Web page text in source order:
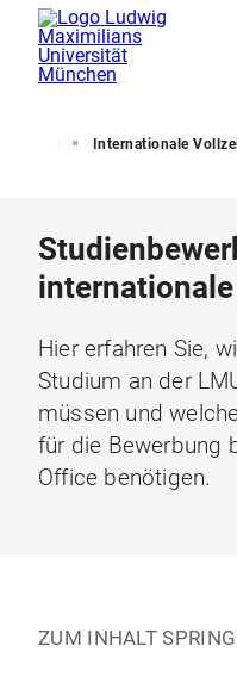
Internationale Vollzeit-
Hier erfahren Sie,
Studium an der
müssen und
für die Bewerbung
Office benötigen.
ZUM INHALT